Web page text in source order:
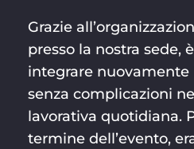
Grazie
presso la nostra sede,
integrare nuovamente
senza complicazioni
lavorativa quotidiana.
termine dell’evento,